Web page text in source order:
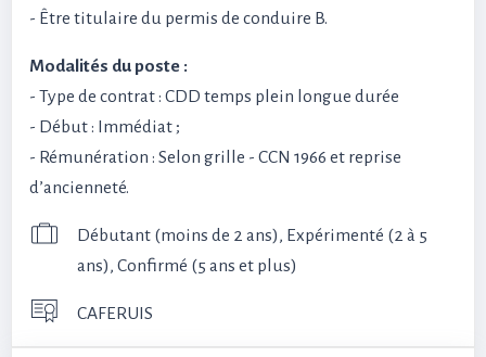
- Être titulaire du permis de conduire B.
Modalités du poste :
- Type de contrat : CDD temps plein longue durée
- Début : Immédiat ;
- Rémunération : Selon grille - CCN 1966 et reprise
d’ancienneté.
Débutant (moins de 2 ans), Expérimenté (2 à 5
ans), Confirmé (5 ans et plus)
CAFERUIS